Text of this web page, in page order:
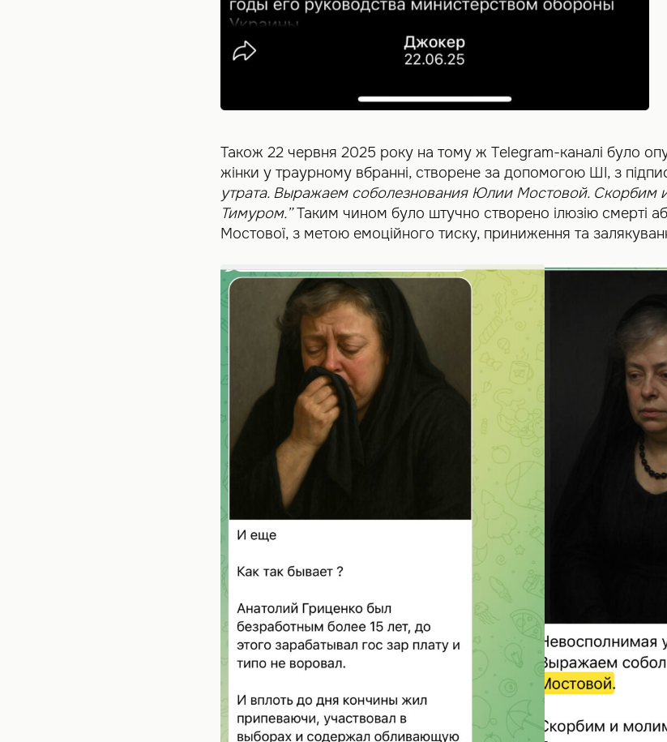
Також 22 червня 2025 року на тому ж Telegram-каналі було
жінки у траурному вбранні, створене за допомогою ШІ, з
утрата. Выражаем соболезнования Юлии Мостовой. Скорбим
Тимуром.”Таким чином було штучно створено ілюзію смерті
Мостової, з метою емоційного тиску, приниження та